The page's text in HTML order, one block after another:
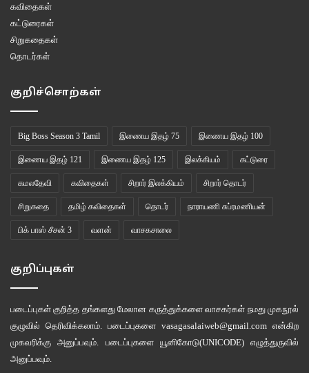
எல்லா வாய்ப்புகளும் மூடப்பட்ட நிலையில் கேபி பார்க் பகுதியில் உள்ள அனைத்து,
அரசியல் கட்சிகளும் இணைந்து ஜுன் 12 போராட்டம் நடத்த திட்டமிட்டனர்.
அதற்கு முன் தினம் காவல்துறை அழைத்துப் பேசியது. “உங்களுக்காகத்தானே
அரசாங்கம் இவ்வளவும் பண்றாங்க? ஊரடங்கு காலத்தில் போராடலாமா?
கொஞ்சம் பொறுங்க. குடிசை மாற்று வாரிய உயர் அதிகாரியைச் சந்திக்க அனுமதி
கவிதைகள்
கட்டுரைகள்
சிறுகதைகள்
தொடர்கள்
குறிச்சொற்கள்
Big Boss Season 3 Tamil இணைய இதழ் 75 இணைய இதழ் 100
இணைய இதழ் 121 இணைய இதழ் 125 இலக்கியம் கட்டுரை
கமலதேவி கவிதைகள் சிறார் இலக்கியம் சிறார் தொடர்
சிறுகதை தமிழ் கவிதைகள் தொடர் நாராயணி சுப்ரமணியன்
பிக் பாஸ் சீசன் 3 வளன் வாசகசாலை
குறிப்புகள்
படைப்புகள் குறித்த தங்களது மேலான கருத்துக்களை வாசகர்கள் நமது முகநூல்
குழுவில் தெரிவிக்கலாம். படைப்புகளை vasagasalaiweb@gmail.com என்கிற
முகவரிக்கு அனுப்பவும். படைப்புகளை யூனிகோடு(UNICODE)எழுத்துருவில்
அனுப்பவும்.